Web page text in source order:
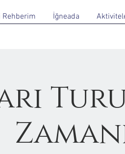
Rehberim İğneada